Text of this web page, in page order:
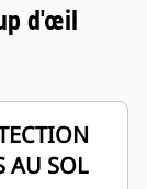
d'œil
AU SOL